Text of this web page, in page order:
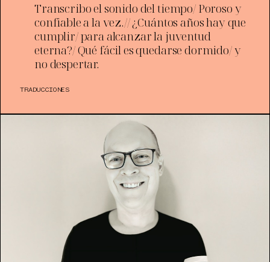
Transcribo el sonido del tiempo/ Poroso y
confiable a la vez.// ¿Cuántos años hay que
cumplir/ para alcanzar la juventud
eterna?/ Qué fácil es quedarse dormido/ y
no despertar.
TRADUCCIONES